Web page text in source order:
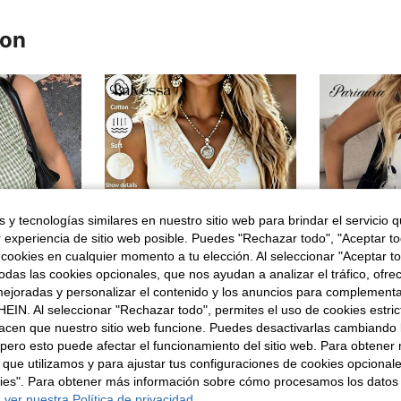
y blanco, estilo casual de verano, con corpiño fruncido, cottage core, para picnic, playa y elegante
5
Balvessa
Almacén UE Balvessa Camisa casual de mujer sin mangas con cuello en V, bordada con flores rojas
#9 Más vendidos en Bordado Blusas de oficina
5
Almacén UE
y tecnologías similares en nuestro sitio web para brindar el servicio
de sitio web posible. Puedes "Rechazar todo", "Aceptar
en cualquier momento a tu elección. Al seleccionar "Aceptar
las cookies opcionales, que nos ayudan a analizar el tráfico,
y personalizar el contenido y los anuncios para
Al seleccionar "Rechazar todo", permites el uso de cookies
que nuestro sitio web funcione. Puedes desactivarlas cambiando
esto puede afectar el funcionamiento del sitio web. Para obtener
utilizamos y para ajustar tus configuraciones de cookies
Para obtener más información sobre cómo procesamos los datos